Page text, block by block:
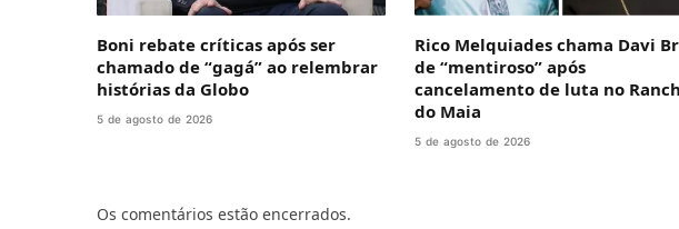
Boni rebate críticas após ser
chamado de “gagá” ao relembrar
histórias da Globo
5 de agosto de 2026
Rico Melquiades chama Davi
de “mentiroso” após
cancelamento de luta no
do Maia
5 de agosto de 2026
Os comentários estão encerrados.